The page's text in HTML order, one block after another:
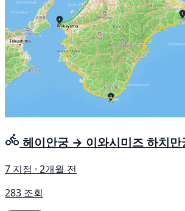
헤이안궁 → 이와시미즈 하치만
7 지점 · 2개월 전
283 조회